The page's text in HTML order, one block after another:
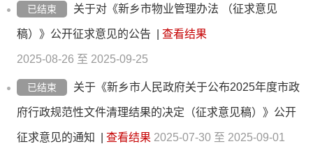
已结束 关于对《新乡市物业管理办法 （征求意见
稿）》公开征求意见的公告 查看结果
2025-08-26 至 2025-09-25
已结束 关于《新乡市人民政府关于公布2025年度市政
府行政规范性文件清理结果的决定（征求意见稿）》公开
征求意见的通知 查看结果 2025-07-30 至 2025-09-01